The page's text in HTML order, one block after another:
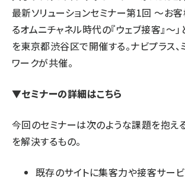
最新ソリューションセミナー第1回 ～お
るオムニチャネル時代の『ウェブ接客』～
を東京都渋谷区で開催する。ナビプラス、
ワークが共催。
▼セミナーの詳細はこちら
今回のセミナーは次のような課題を抱え
を解決するもの。
既存のサイトに集客力や接客サー